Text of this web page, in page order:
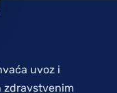
uvoz i
zdravstvenim